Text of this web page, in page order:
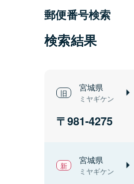
郵便番号検索
検索結果
宮城県
ミヤギケン
981-4275
宮城県
ミヤギケン